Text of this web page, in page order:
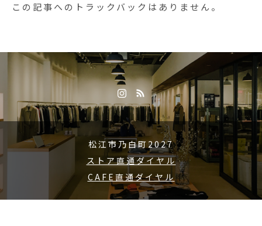
この記事へのトラックバックはありません。
松江市乃白町2027
ストア直通ダイヤル
CAFE直通ダイヤル